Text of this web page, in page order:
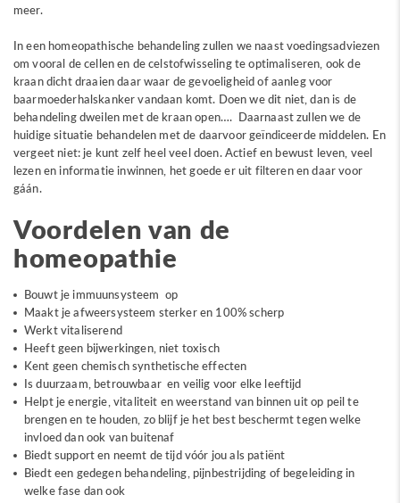
meer.
In een homeopathische behandeling zullen we naast voedingsadviezen
om vooral de cellen en de celstofwisseling te optimaliseren, ook de
kraan dicht draaien daar waar de gevoeligheid of aanleg voor
baarmoederhalskanker vandaan komt. Doen we dit niet, dan is de
behandeling dweilen met de kraan open…. Daarnaast zullen we de
huidige situatie behandelen met de daarvoor geïndiceerde middelen. En
vergeet niet: je kunt zelf heel veel doen. Actief en bewust leven, veel
lezen en informatie inwinnen, het goede er uit filteren en daar voor
gáán.
Voordelen van de
homeopathie
Bouwt je immuunsysteem op
Maakt je afweersysteem sterker en 100% scherp
Werkt vitaliserend
Heeft geen bijwerkingen, niet toxisch
Kent geen chemisch synthetische effecten
Is duurzaam, betrouwbaar en veilig voor elke leeftijd
Helpt je energie, vitaliteit en weerstand van binnen uit op peil te
brengen en te houden, zo blijf je het best beschermt tegen welke
invloed dan ook van buitenaf
Biedt support en neemt de tijd vóór jou als patiënt
Biedt een gedegen behandeling, pijnbestrijding of begeleiding in
welke fase dan ook